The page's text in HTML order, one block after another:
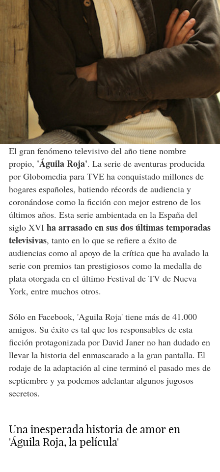
El gran fenómeno televisivo del año tiene nombre
propio, 'Águila Roja'. La serie de aventuras producida
por Globomedia para TVE ha conquistado millones de
hogares españoles, batiendo récords de audiencia y
coronándose como la ficción con mejor estreno de los
últimos años. Esta serie ambientada en la España del
siglo XVI ha arrasado en sus dos últimas temporadas
televisivas, tanto en lo que se refiere a éxito de
audiencias como al apoyo de la crítica que ha avalado la
serie con premios tan prestigiosos como la medalla de
plata otorgada en el último Festival de TV de Nueva
York, entre muchos otros.
Sólo en Facebook, 'Aguila Roja' tiene más de 41.000
amigos. Su éxito es tal que los responsables de esta
ficción protagonizada por David Janer no han dudado en
llevar la historia del enmascarado a la gran pantalla. El
rodaje de la adaptación al cine terminó el pasado mes de
septiembre y ya podemos adelantar algunos jugosos
secretos.
Una inesperada historia de amor en
'Águila Roja, la película'